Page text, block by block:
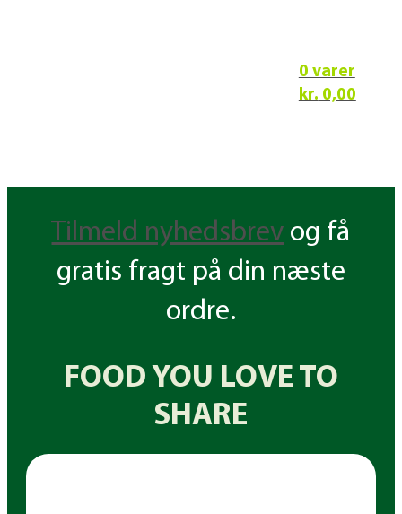
0 varer
kr. 0,00
Tilmeld nyhedsbrev og få
gratis fragt på din næste
ordre.
FOOD YOU LOVE TO
SHARE